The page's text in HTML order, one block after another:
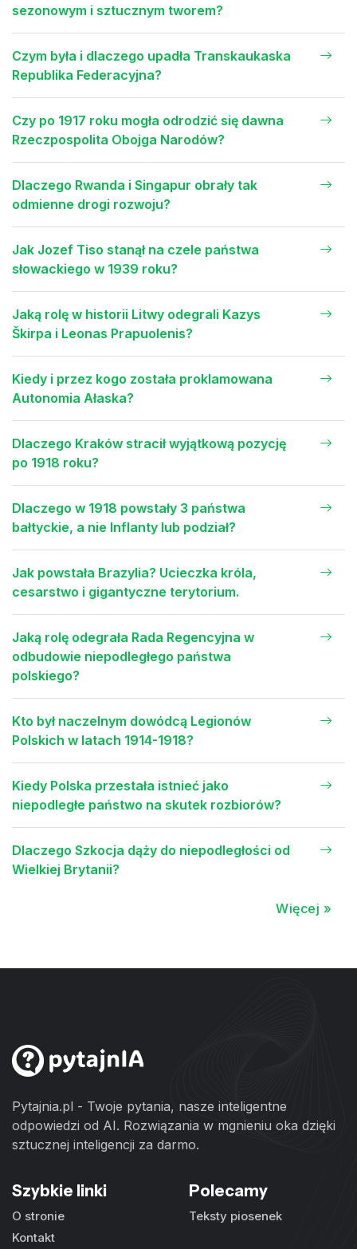
sezonowym i sztucznym tworem?
Czym była i dlaczego upadła Transkaukaska
Republika Federacyjna?
Czy po 1917 roku mogła odrodzić się dawna
Rzeczpospolita Obojga Narodów?
Dlaczego Rwanda i Singapur obrały tak
odmienne drogi rozwoju?
Jak Jozef Tiso stanął na czele państwa
słowackiego w 1939 roku?
Jaką rolę w historii Litwy odegrali Kazys
Škirpa i Leonas Prapuolenis?
Kiedy i przez kogo została proklamowana
Autonomia Ałaska?
Dlaczego Kraków stracił wyjątkową pozycję
po 1918 roku?
Dlaczego w 1918 powstały 3 państwa
bałtyckie, a nie Inflanty lub podział?
Jak powstała Brazylia? Ucieczka króla,
cesarstwo i gigantyczne terytorium.
Jaką rolę odegrała Rada Regencyjna w
odbudowie niepodległego państwa
polskiego?
Kto był naczelnym dowódcą Legionów
Polskich w latach 1914-1918?
Kiedy Polska przestała istnieć jako
niepodległe państwo na skutek rozbiorów?
Dlaczego Szkocja dąży do niepodległości od
Wielkiej Brytanii?
Więcej »
Pytajnia.pl - Twoje pytania, nasze inteligentne
odpowiedzi od AI. Rozwiązania w mgnieniu oka dzięki
sztucznej inteligencji za darmo.
Szybkie linki
O stronie
Kontakt
Polecamy
Teksty piosenek